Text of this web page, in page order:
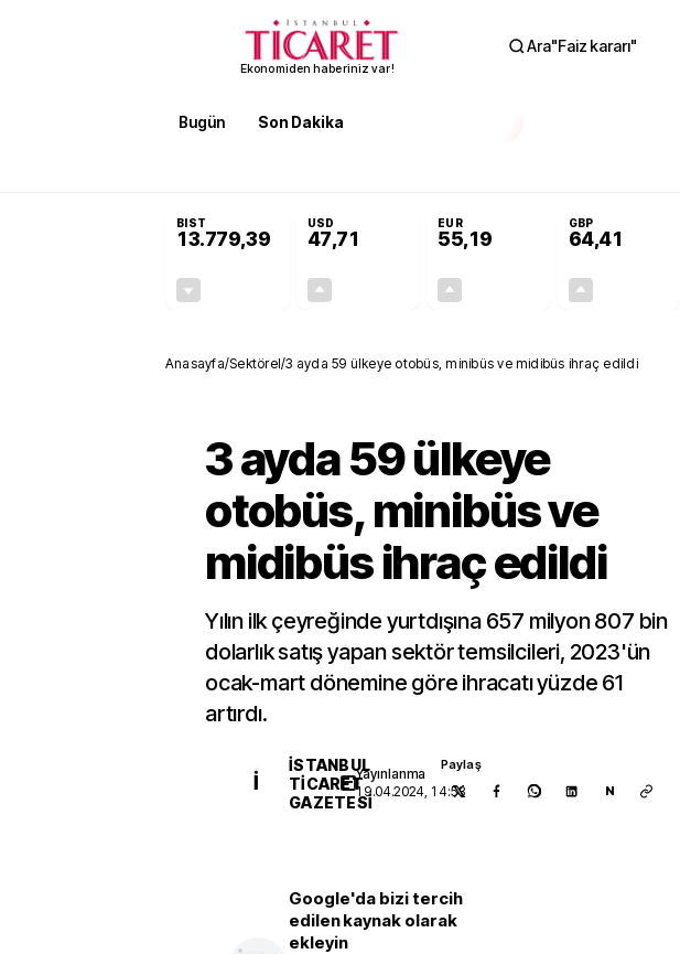
Ekonomiden haberiniz var!
Ara"Faiz kararı"
Bugün Son Dakika
BIST
13.779,39
USD
47,71
EUR
55,19
GBP
64,41
Anasayfa/Sektörel/3 ayda 59 ülkeye otobüs, minibüs ve midibüs ihraç edildi
3 ayda 59 ülkeye
otobüs, minibüs ve
midibüs ihraç edildi
Yılın ilk çeyreğinde yurtdışına 657 milyon 807 bin
dolarlık satış yapan sektör temsilcileri, 2023'ün
ocak-mart dönemine göre ihracatı yüzde 61
artırdı.
İ
İSTANBUL
TICARET
GAZETESI
Yayınlanma
19.04.2024, 14:53
Paylaş
N
Google'da bizi tercih
edilen kaynak olarak
ekleyin